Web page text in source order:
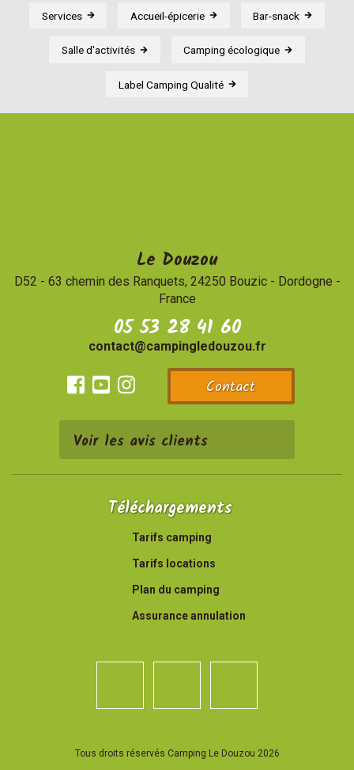
Services Accueil-épicerie Bar-snack
Salle d'activités Camping écologique
Label Camping Qualité
Le Douzou
D52 - 63 chemin des Ranquets, 24250 Bouzic - Dordogne -
France
05 53 28 41 60
contact@campingledouzou.fr
Instagram
Contact
Voir les avis clients
Téléchargements
Tarifs camping
Tarifs locations
Plan du camping
Assurance annulation
Tous droits réservés Camping Le Douzou 2026